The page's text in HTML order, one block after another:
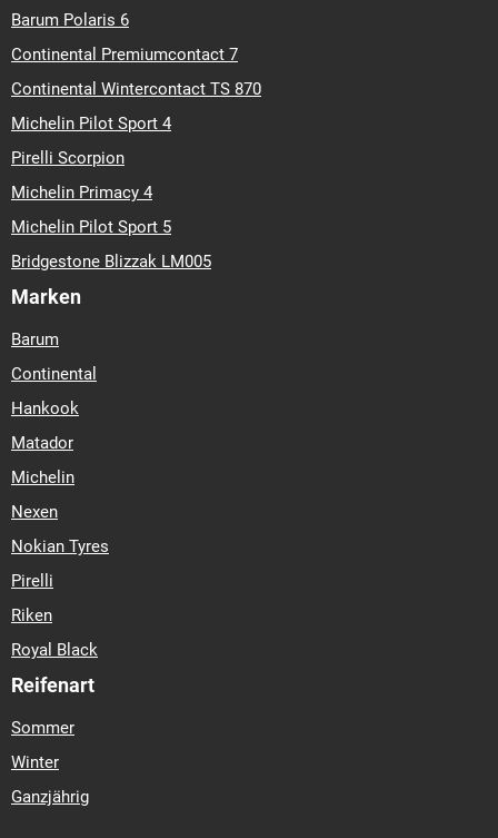
Barum Polaris 6
Continental Premiumcontact 7
Continental Wintercontact TS 870
Michelin Pilot Sport 4
Pirelli Scorpion
Michelin Primacy 4
Michelin Pilot Sport 5
Bridgestone Blizzak LM005
Marken
Barum
Continental
Hankook
Matador
Michelin
Nexen
Nokian Tyres
Pirelli
Riken
Royal Black
Reifenart
Sommer
Winter
Ganzjährig